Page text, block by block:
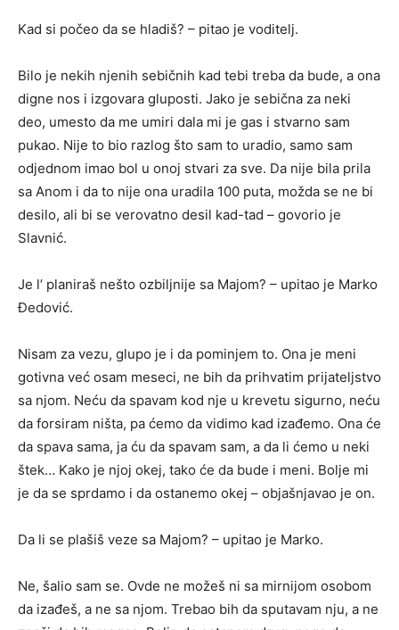
Kad si počeo da se hladiš? – pitao je voditelj.
Bilo je nekih njenih sebičnih kad tebi treba da bude, a ona
digne nos i izgovara gluposti. Jako je sebična za neki
deo, umesto da me umiri dala mi je gas i stvarno sam
pukao. Nije to bio razlog što sam to uradio, samo sam
odjednom imao bol u onoj stvari za sve. Da nije bila prila
sa Anom i da to nije ona uradila 100 puta, možda se ne bi
desilo, ali bi se verovatno desil kad-tad – govorio je
Slavnić.
Je l’ planiraš nešto ozbiljnije sa Majom? – upitao je Marko
Đedović.
Nisam za vezu, glupo je i da pominjem to. Ona je meni
gotivna već osam meseci, ne bih da prihvatim prijateljstvo
sa njom. Neću da spavam kod nje u krevetu sigurno, neću
da forsiram ništa, pa ćemo da vidimo kad izađemo. Ona će
da spava sama, ja ću da spavam sam, a da li ćemo u neki
štek… Kako je njoj okej, tako će da bude i meni. Bolje mi
je da se sprdamo i da ostanemo okej – objašnjavao je on.
Da li se plašiš veze sa Majom? – upitao je Marko.
Ne, šalio sam se. Ovde ne možeš ni sa mirnijom osobom
da izađeš, a ne sa njom. Trebao bih da sputavam nju, a ne